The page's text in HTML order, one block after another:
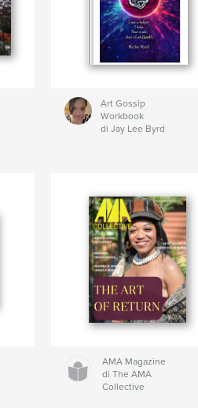
Art Gossip
Workbook
di Jay Lee Byrd
AMA Magazine
di The AMA
Collective